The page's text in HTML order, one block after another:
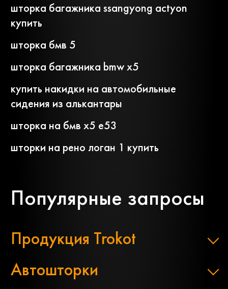
Популярные запросы
Продукция Trokot
Автошторки
шторка багажника ssangyong actyon
купить
шторка бмв 5
шторка багажника bmw x5
купить накидки на автомобильные
сидения из алькантары
шторка на бмв х5 е53
шторки на рено логан 1 купить